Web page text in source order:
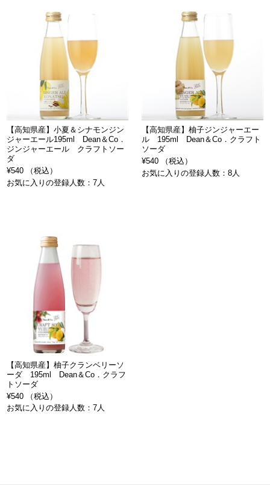
【高知県産】小夏＆シナモンジン
ジャーエール195ml Dean＆Co．
ジンジャーエール クラフトソー
ダ
¥540 （税込）
お気に入りの登録人数：7人
【高知県産】柚子ジンジャーエー
ル 195ml Dean＆Co．クラフト
ソーダ
¥540 （税込）
お気に入りの登録人数：8人
【高知県産】柚子クランベリーソ
ーダ 195ml Dean＆Co．クラフ
トソーダ
¥540 （税込）
お気に入りの登録人数：7人